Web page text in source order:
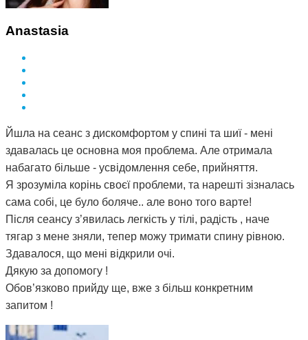
Anastasia
Йшла на сеанс з дискомфортом у спині та шиї - мені
здавалась це основна моя проблема. Але отримала
набагато більше - усвідомлення себе, прийняття.
Я зрозуміла корінь своєї проблеми, та нарешті зізналась
сама собі, це було боляче.. але воно того варте!
Після сеансу з’явилась легкість у тілі, радість , наче
тягар з мене зняли, тепер можу тримати спину рівною.
Здавалося, що мені відкрили очі.
Дякую за допомогу !
Обов’язково прийду ще, вже з більш конкретним
запитом !